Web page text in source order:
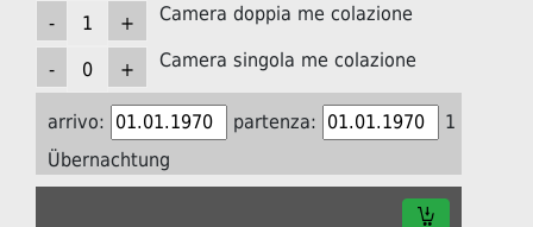
Camera doppia me colazione
Camera singola me colazione
arrivo: partenza:
1
Übernachtung